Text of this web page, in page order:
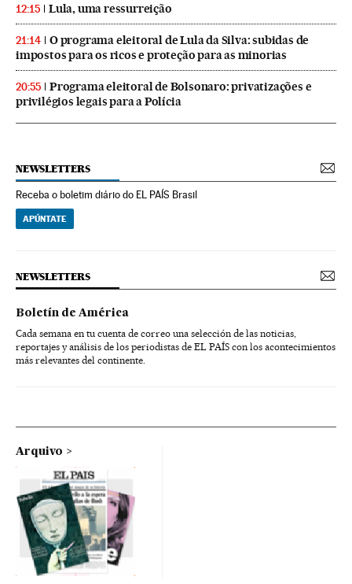
12:15 Lula, uma ressurreição
21:14
O programa eleitoral de Lula da Silva: subidas de
impostos para os ricos e proteção para as minorias
20:55
Programa eleitoral de Bolsonaro: privatizações e
privilégios legais para a Polícia
NEWSLETTERS
Receba o boletim diário do EL PAÍS Brasil
APÚNTATE
NEWSLETTERS
Boletín de América
Cada semana en tu cuenta de correo una selección de las noticias,
reportajes y análisis de los periodistas de EL PAÍS con los acontecimientos
más relevantes del continente.
Arquivo